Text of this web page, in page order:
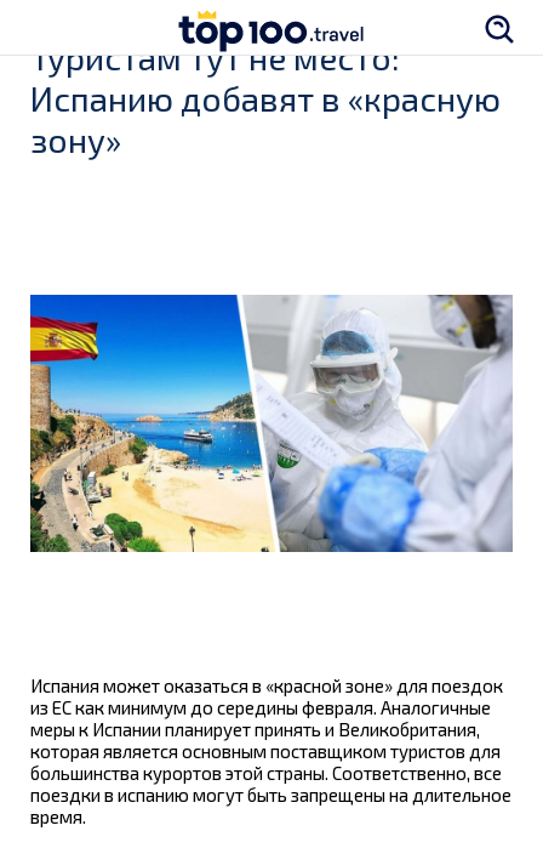
Туристам тут не место:
Испанию добавят в «красную
зону»
Испания может оказаться в «красной зоне» для поездок
из ЕС как минимум до середины февраля. Аналогичные
меры к Испании планирует принять и Великобритания,
которая является основным поставщиком туристов для
большинства курортов этой страны. Соответственно, все
поездки в испанию могут быть запрещены на длительное
время.